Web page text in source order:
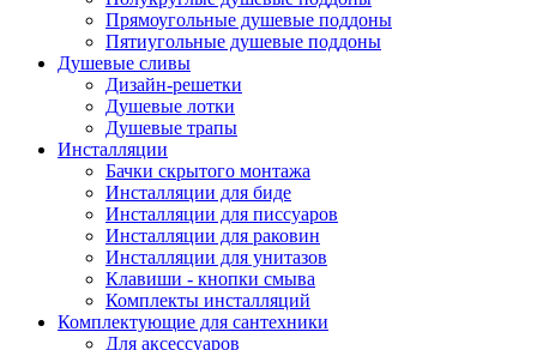
Прямоугольные душевые поддоны
Пятиугольные душевые поддоны
Душевые сливы
Дизайн-решетки
Душевые лотки
Душевые трапы
Инсталляции
Бачки скрытого монтажа
Инсталляции для биде
Инсталляции для писсуаров
Инсталляции для раковин
Инсталляции для унитазов
Клавиши - кнопки смыва
Комплекты инсталляций
Комплектующие для сантехники
Для аксессуаров